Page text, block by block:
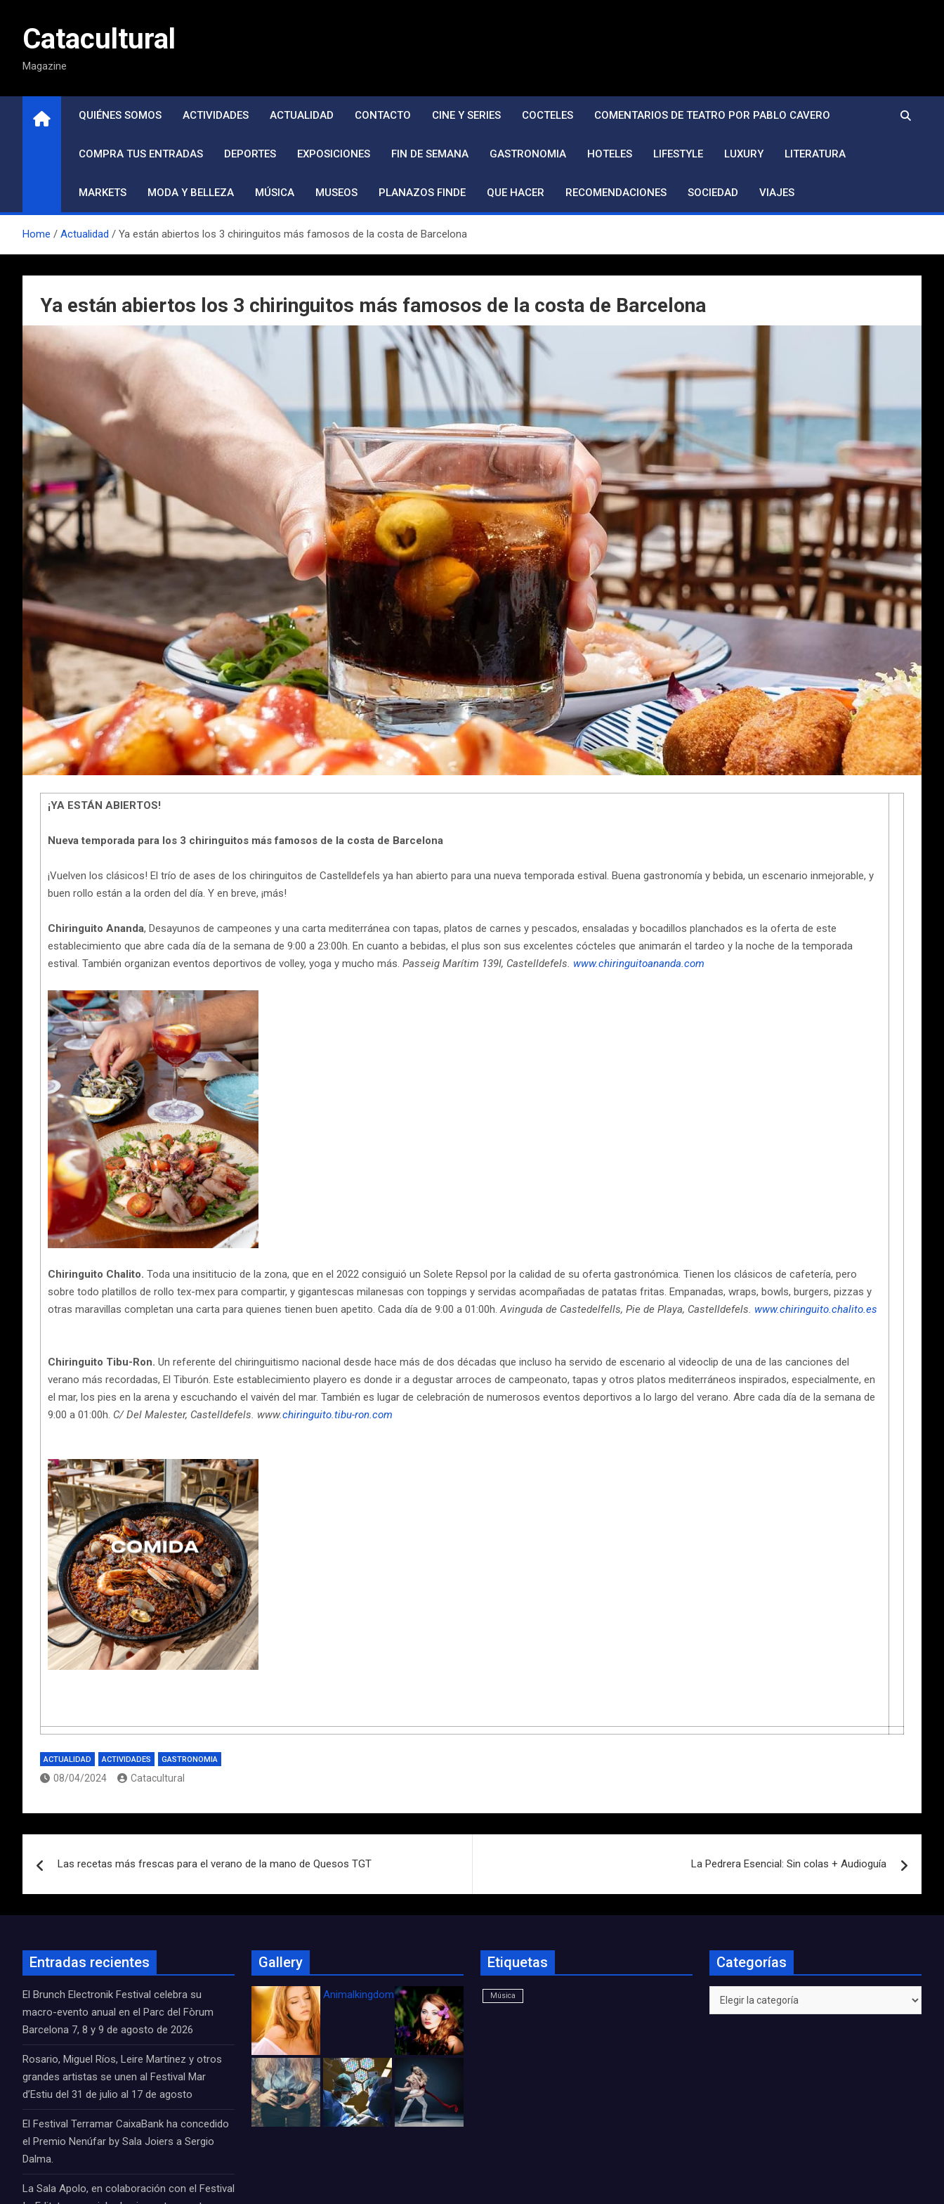
contenidoCatacultural
Magazine
QUIÉNES SOMOS ACTIVIDADES ACTUALIDAD CONTACTO CINE Y SERIES COCTELES COMENTARIOS DE TEATRO POR PABLO CAVERO
COMPRA TUS ENTRADAS DEPORTES EXPOSICIONES FIN DE SEMANA GASTRONOMIA HOTELES LIFESTYLE LUXURY LITERATURA
MARKETS MODA Y BELLEZA MÚSICA MUSEOS PLANAZOS FINDE QUE HACER RECOMENDACIONES SOCIEDAD VIAJES
Home Actualidad Ya están abiertos los 3 chiringuitos más famosos de la costa de Barcelona
Ya están abiertos los 3 chiringuitos más famosos de la costa de Barcelona
¡YA ESTÁN ABIERTOS!
Nueva temporada para los 3 chiringuitos más famosos de la costa de Barcelona
¡Vuelven los clásicos! El trío de ases de los chiringuitos de Castelldefels ya han abierto para una nueva temporada estival. Buena gastronomía y bebida, un escenario inmejorable, y
buen rollo están a la orden del día. Y en breve, ¡más!
Chiringuito Ananda, Desayunos de campeones y una carta mediterránea con tapas, platos de carnes y pescados, ensaladas y bocadillos planchados es la oferta de este
establecimiento que abre cada día de la semana de 9:00 a 23:00h. En cuanto a bebidas, el plus son sus excelentes cócteles que animarán el tardeo y la noche de la temporada
estival. También organizan eventos deportivos de volley, yoga y mucho más. Passeig Marítim 139I, Castelldefels. www.chiringuitoananda.com
Chiringuito Chalito. Toda una insititucio de la zona, que en el 2022 consiguió un Solete Repsol por la calidad de su oferta gastronómica. Tienen los clásicos de cafetería, pero
sobre todo platillos de rollo tex-mex para compartir, y gigantescas milanesas con toppings y servidas acompañadas de patatas fritas. Empanadas, wraps, bowls, burgers, pizzas y
otras maravillas completan una carta para quienes tienen buen apetito. Cada día de 9:00 a 01:00h.Avinguda de Castedelfells, Pie de Playa, Castelldefels. www.chiringuito.chalito.es
Chiringuito Tibu-Ron. Un referente del chiringuitismo nacional desde hace más de dos décadas que incluso ha servido de escenario al videoclip de una de las canciones del
verano más recordadas, El Tiburón. Este establecimiento playero es donde ir a degustar arroces de campeonato, tapas y otros platos mediterráneos inspirados, especialmente, en
el mar, los pies en la arena y escuchando el vaivén del mar. También es lugar de celebración de numerosos eventos deportivos a lo largo del verano. Abre cada día de la semana de
9:00 a 01:00h. C/ Del Malester, Castelldefels. www.chiringuito.tibu-ron.com
ACTUALIDAD ACTIVIDADES GASTRONOMIA
08/04/2024 Catacultural
de
Las recetas más frescas para el verano de la mano de Quesos TGT La Pedrera Esencial: Sin colas + Audioguía
Entradas recientes
El Brunch Electronik Festival celebra su
macro-evento anual en el Parc del Fòrum
Barcelona 7, 8 y 9 de agosto de 2026
Rosario, Miguel Ríos, Leire Martínez y otros
grandes artistas se unen al Festival Mar
d’Estiu del 31 de julio al 17 de agosto
El Festival Terramar CaixaBank ha concedido
el Premio Nenúfar by Sala Joiers a Sergio
Dalma.
La Sala Apolo, en colaboración con el Festival
Gallery
Animalkingdom_FichaCine
Etiquetas
Música
Categorías
Categorías